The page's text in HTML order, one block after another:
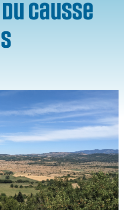
causse